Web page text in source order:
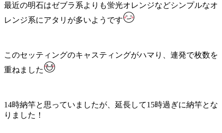
最近の明石はゼブラ系よりも蛍光オレンジなどシンプルなオ
レンジ系にアタリが多いようです
このセッティングのキャスティングがハマり、連発で枚数を
重ねました
14時納竿と思っていましたが、延長して15時過ぎに納竿とな
りました！